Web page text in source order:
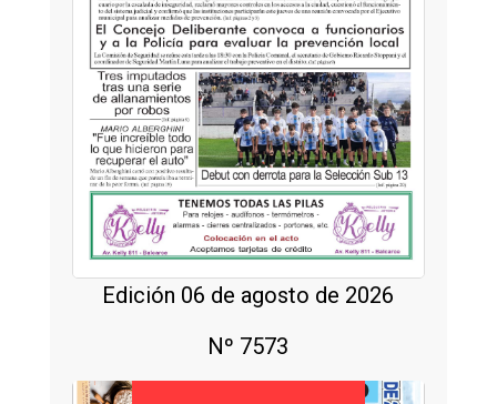
Edición 06 de agosto de 2026
Nº 7573